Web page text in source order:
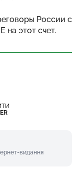
России с
этот счет.
видання